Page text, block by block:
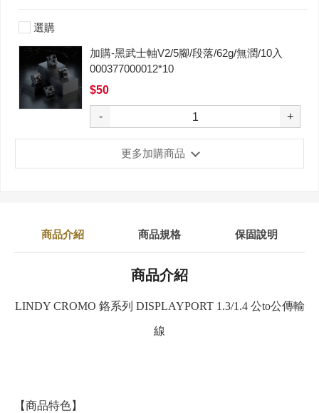
選購
加購-黑武士軸V2/5腳/段落/62g/無潤/10入
000377000012*10
$50
- +
更多加購商品
商品介紹 商品規格 保固說明
商品介紹
LINDY CROMO 鉻系列 DISPLAYPORT 1.3/1.4 公to公傳輸
線
【商品特色】